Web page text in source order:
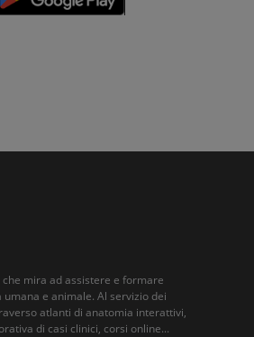
che mira ad assistere e formare
e animale. Al servizio dei
atlanti di anatomia interattivi,
di casi clinici, corsi online...